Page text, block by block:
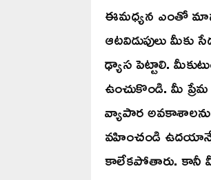
ఈమధ్యన ఎంతో
ఆటవిడుపులు మీకు
ఢ్యాస పెట్టాలి.
ఉంచుకొండి. మీ
వ్యాపార అవకాశాలను
వహించండి
కాలేకపోతారు. కానీ